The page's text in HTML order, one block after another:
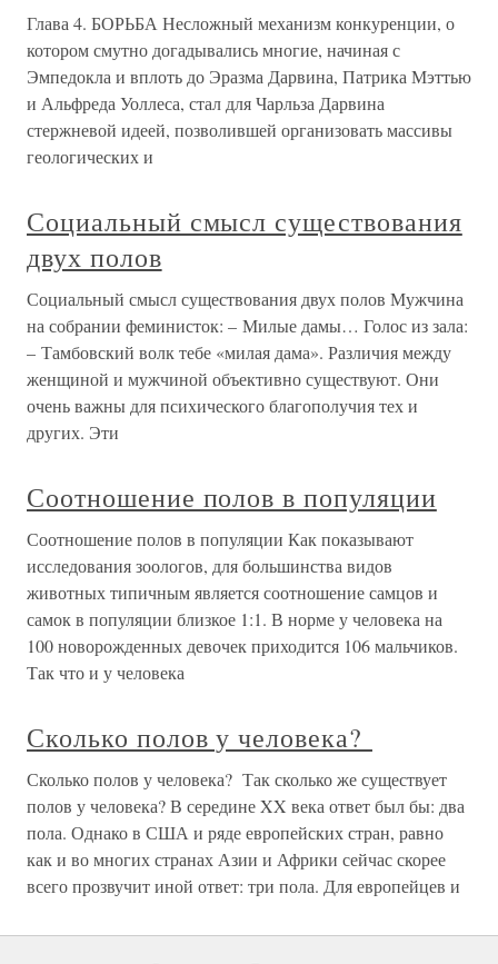
Глава 4. БОРЬБА Несложный механизм конкуренции, о
котором смутно догадывались многие, начиная с
Эмпедокла и вплоть до Эразма Дарвина, Патрика Мэттью
и Альфреда Уоллеса, стал для Чарльза Дарвина
стержневой идеей, позволившей организовать массивы
геологических и
Социальный смысл существования
двух полов
Социальный смысл существования двух полов Мужчина
на собрании феминисток: – Милые дамы… Голос из зала:
– Тамбовский волк тебе «милая дама». Различия между
женщиной и мужчиной объективно существуют. Они
очень важны для психического благополучия тех и
других. Эти
Соотношение полов в популяции
Соотношение полов в популяции Как показывают
исследования зоологов, для большинства видов
животных типичным является соотношение самцов и
самок в популяции близкое 1:1. В норме у человека на
100 новорожденных девочек приходится 106 мальчиков.
Так что и у человека
Сколько полов у человека?
Сколько полов у человека? Так сколько же существует
полов у человека? В середине XX века ответ был бы: два
пола. Однако в США и ряде европейских стран, равно
как и во многих странах Азии и Африки сейчас скорее
всего прозвучит иной ответ: три пола. Для европейцев и